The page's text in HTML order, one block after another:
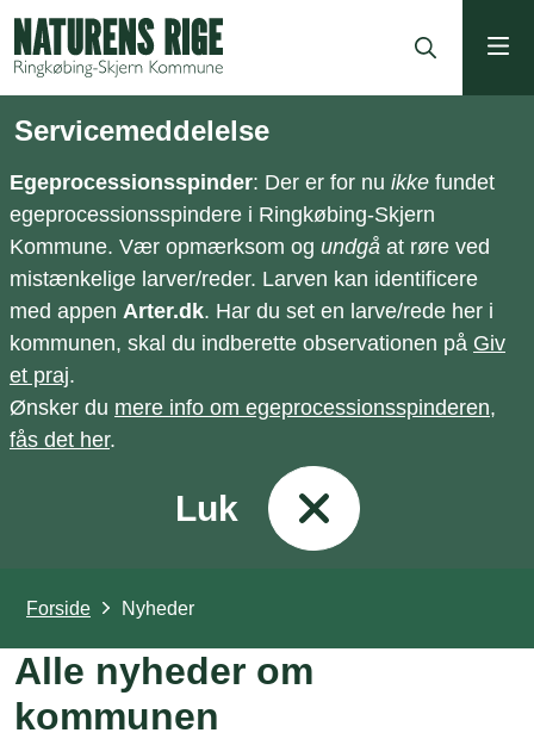
Servicemeddelelse
Egeprocessionsspinder: Der er for nu ikke fundet
egeprocessionsspindere i Ringkøbing-Skjern
Kommune. Vær opmærksom og undgå at røre ved
mistænkelige larver/reder. Larven kan identificere
med appen Arter.dk. Har du set en larve/rede her i
kommunen, skal du indberette observationen på Giv
et praj.
Ønsker du mere info om egeprocessionsspinderen,
fås det her.
Luk
Forside Nyheder
Alle nyheder om
kommunen